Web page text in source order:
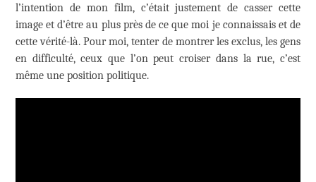
l’intention de mon film, c’était justement de casser cette
image et d’être au plus près de ce que moi je connaissais et de
cette vérité-là. Pour moi, tenter de montrer les exclus, les gens
en difficulté, ceux que l’on peut croiser dans la rue, c’est
même une position politique.